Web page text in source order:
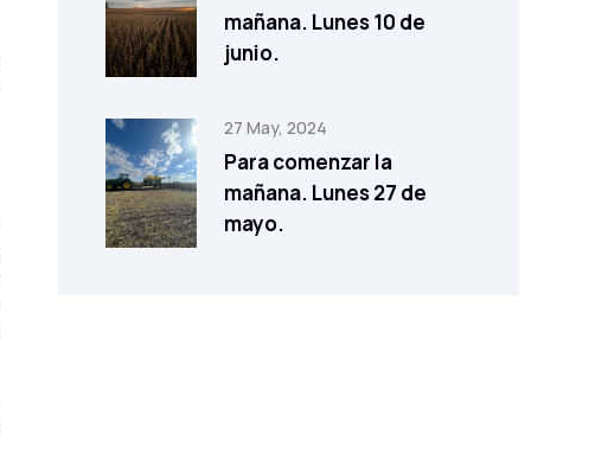
mañana. Lunes 10 de
junio.
27 May, 2024
Para comenzar la
mañana. Lunes 27 de
mayo.